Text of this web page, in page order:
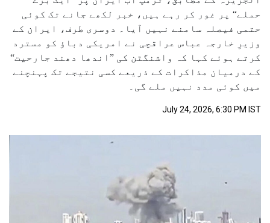
حملے“ پر غور کر رہے ہیں، خبر لکھے جانے تک کوئی
حتمی فیصلہ سامنے نہیں آیا۔ دوسری طرف، ایران کے
وزیرِ خارجہ عباس عراقچی نے امریکی دباؤ کو مسترد
کرتے ہوئے کہا کہ واشنگٹن کی ”اندھا دھند جارحیت“
کے درمیان مذاکرات کے ذریعے کسی نتیجے تک پہنچنے
میں کوئی مدد نہیں ملے گی۔
July 24, 2026, 6:30 PM IST